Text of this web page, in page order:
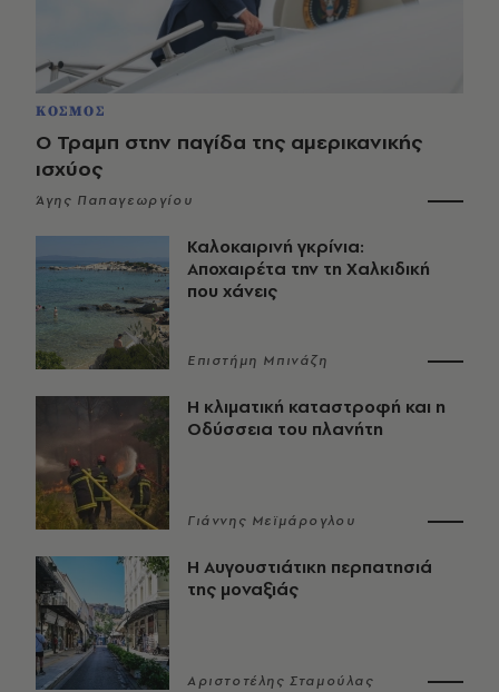
ΚΟΣΜΟΣ
Ο Τραμπ στην παγίδα της αμερικανικής
ισχύος
Άγης Παπαγεωργίου
Καλοκαιρινή γκρίνια:
Αποχαιρέτα την τη Χαλκιδική
που χάνεις
Επιστήμη Μπινάζη
Η κλιματική καταστροφή και η
Οδύσσεια του πλανήτη
Γιάννης Μεϊμάρογλου
Η Αυγουστιάτικη περπατησιά
της μοναξιάς
Αριστοτέλης Σταμούλας